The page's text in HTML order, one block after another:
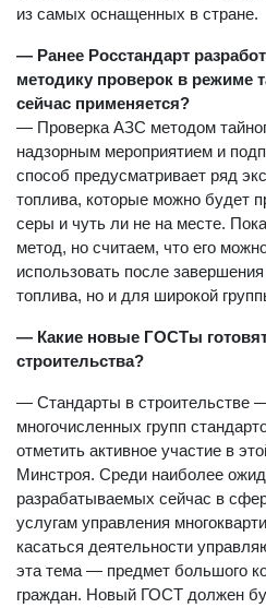
из самых оснащенных в стране.
— Ранее Росстандарт
методику проверок в режиме
сейчас применяется?
— Проверка АЗС методом
надзорным мероприятием и
способ предусматривает ряд
топлива, которые можно будет
серы и чуть ли не на месте.
метод, но считаем, что его
использовать после
топлива, но и для широкой
— Какие новые ГОСТы
строительства?
— Стандарты в строительстве
многочисленных групп
отметить активное участие в
Минстроя. Среди наиболее
разрабатываемых сейчас в
услугам управления
касаться деятельности
эта тема — предмет большого
граждан. Новый ГОСТ должен